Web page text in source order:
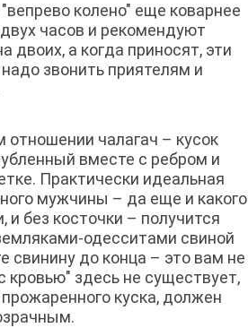
колено" еще коварнее
часов и рекомендуют
двоих, а когда приносят, эти
звонить приятелям и
отношении чалагач – кусок
вместе с ребром и
Практически идеальная
мужчины – да еще и какого
без косточки – получится
одесситами свиной
свинину до конца – это вам не
кровью" здесь не существует,
куска, должен